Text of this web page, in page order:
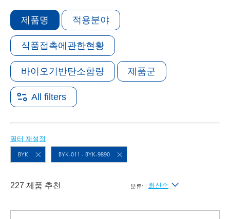
제품명 적용분야
식품접촉에관한현황
바이오기반탄소함량 제품군
All filters
필터 재설정
BYK BYK-011 - BYK-9890
227 제품 추천 분류: 최신순